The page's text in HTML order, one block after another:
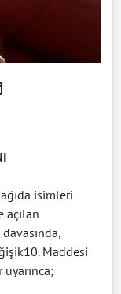
isimleri
açılan
Maddesi